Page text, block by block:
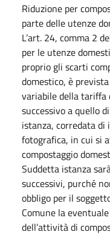
Riduzione per
parte delle utenze
L’art. 24, comma 2
per le utenze
proprio gli scarti
domestico, è
variabile della
successivo a quello
istanza, corredata di
fotografica, in cui si
compostaggio
Suddetta istanza
successivi, purché
obbligo per il
Comune la
dell’attività di